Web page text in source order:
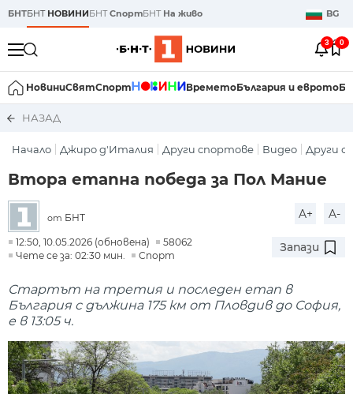
БНТБНТ НОВИНИБНТСпортБНТ На живо BG
3 0
НовиниСвятСпорт ВреметоБългария и еврото
НАЗАД
Начало Джиро д'Италия Други спортове Видео Други
Втора етапна победа за Пол Мание
от БНТ A+ A-
12:50, 10.05.2026 (обновена)
58062
Чете се за: 02:30 мин.
Спорт
Запази
Стартът на третия и последен етап в
България с дължина 175 км от Пловдив до София,
е в 13:05 ч.